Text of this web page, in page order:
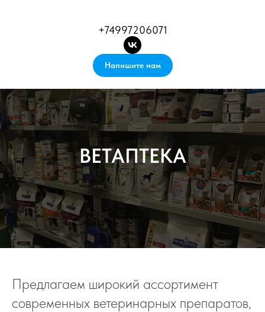
+74997206071
Напишите нам
ВЕТАПТЕКА
Предлагаем широкий ассортимент
современных ветеринарных препаратов,